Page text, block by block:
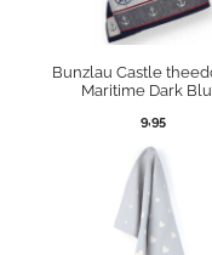
Bunzlau Castle
Maritime Dark
9,95